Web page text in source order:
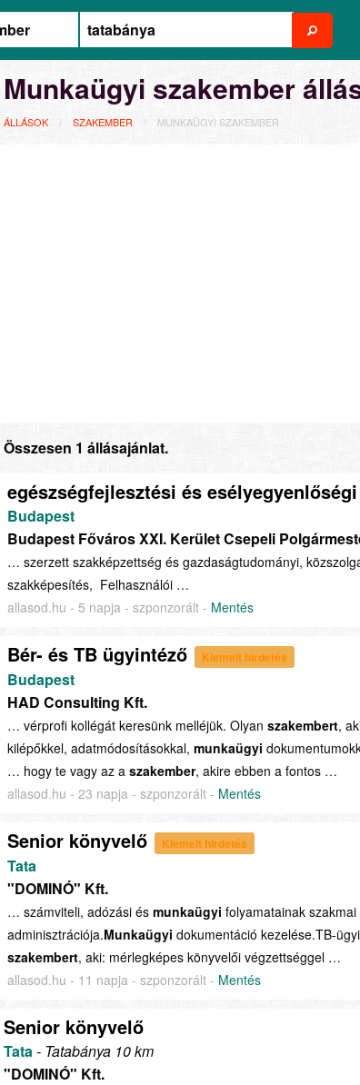
Munkaügyi szakember
ÁLLÁSOK SZAKEMBER MUNKAÜGYI SZAKEMBER
Összesen 1 állásajánlat.
egészségfejlesztési és
Budapest
Budapest Főváros XXI. Kerület Csepeli
… szerzett szakképzettség és gazdaságtudományi,
szakképesítés, Felhasználói …
allasod.hu - 5 napja - szponzorált - Mentés
Bér- és TB ügyintéző Kiemelt hirdetés
Budapest
HAD Consulting Kft.
… vérprofi kollégát keresünk melléjük. Olyan szakembert,
kilépőkkel, adatmódosításokkal, munkaügyi
… hogy te vagy az a szakember, akire ebben a fontos …
allasod.hu - 23 napja - szponzorált - Mentés
Senior könyvelő Kiemelt hirdetés
Tata
"DOMINÓ" Kft.
… számviteli, adózási és munkaügyi folyamatainak
adminisztrációja.Munkaügyi dokumentáció kezelése.TB-
szakembert, aki: mérlegképes könyvelői végzettséggel …
allasod.hu - 11 napja - szponzorált - Mentés
Senior könyvelő
Tata - Tatabánya 10 km
"DOMINÓ" Kft.